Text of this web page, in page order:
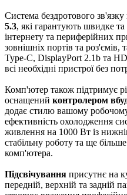
Система бездротового
5.3, які гарантують швидке
інтернету та периферійних
зовнішніх портів та
Type-C, DisplayPort 2.1b та
всі необхідні пристрої без
Комп'ютер також підтримує
оснащений контролером
додає стилю вашому
ефективність охолодження
живлення на 1000 Вт із
стабільну роботу та ще
комп'ютера.
Підсвічування присутнє на
передній, верхній та задній